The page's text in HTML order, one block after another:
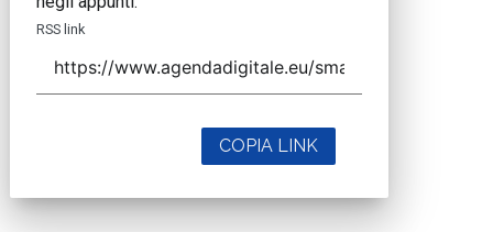
RSS link
COPIA LINK